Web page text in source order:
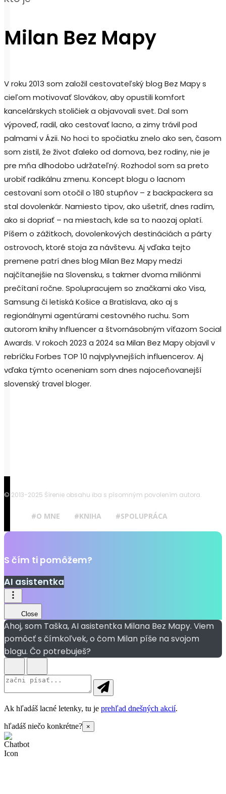
Milan Bez Mapy
V roku 2013 som založil cestovateľský blog Bez Mapy s
cieľom motivovať Slovákov, aby opustili komfort
kancelárskych stoličiek a objavovali svet. Dal som
výpoveď, radil, ako cestovať lacno, a zimy trávil pod
palmami v Ázii. No hoci to spočiatku znelo ako sen, časom
som zistil, že život ďaleko od domova, bez rodiny, nie je
pre mňa dlhodobo udržateľný. Rozhodol som sa preto
urobiť radikálnu zmenu. Koncept blogu o lacnom
cestovaní som otočil o 180 stupňov – z backpackera sa
stal dovolenkár. Namiesto tipov, ako ušetriť, dnes radím,
ako si dopriať – na miestach, kde sa to naozaj oplatí.
Píšem o zážitkoch, dovolenkových destináciách a párty
ostrovoch, ktoré stoja za návštevu. Aj vďaka tejto
premene patrí dnes blog Milan Bez Mapy medzi
najčítanejšie na Slovensku, s takmer dvoma miliónmi
prečítaní ročne. Spolupracujem so značkami ako Visa,
Samsung či letiská Košice a Bratislava, ako aj s
regionálnymi agentúrami cestovného ruchu. Som
autorom knihy Influencer a štvornásobným víťazom Social
Awards. V rokoch 2023 a 2024 sa Milan Bez Mapy objavil v
rebríčku Forbes TOP 10 najvplyvnejších influencerov. Aj
vďaka týmto oceneniam som dnes najoceňovanejší
slovenský travel bloger.
© 2013-2025 Šírenie obsahu iba s písomným povolením autora.
#O MNE #KNIHA #SPOLUPRÁCA
S čím ti pomôžem?
AI asistentka
Close
Ahoj, som Taška, AI asistentka Milana Bez Mapy. Viem
pomôcť s čímkoľvek, o čom Milan píše na svojom
blogu. Čo potrebuješ?
Ak hľadáš lacné letenky, tu je prehľad dnešných akcií.
hľadáš niečo konkrétne? ×